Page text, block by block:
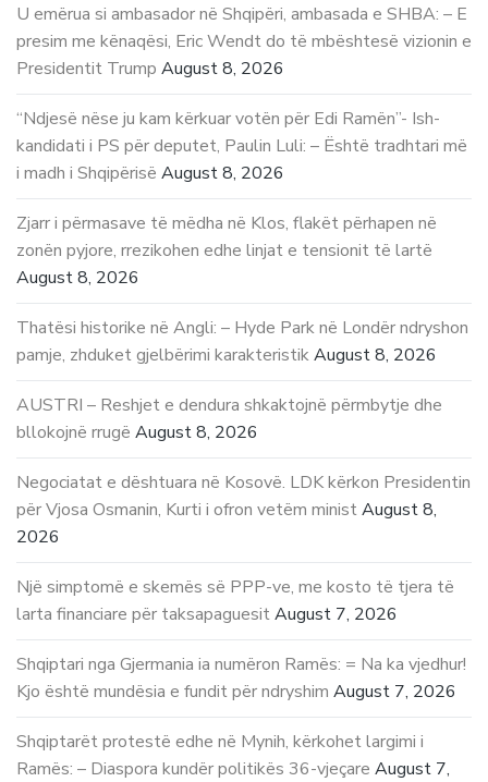
U emërua si ambasador në Shqipëri, ambasada e SHBA: – E
presim me kënaqësi, Eric Wendt do të mbështesë vizionin e
Presidentit Trump August 8, 2026
“Ndjesë nëse ju kam kërkuar votën për Edi Ramën”- Ish-
kandidati i PS për deputet, Paulin Luli: – Është tradhtari më
i madh i Shqipërisë August 8, 2026
Zjarr i përmasave të mëdha në Klos, flakët përhapen në
zonën pyjore, rrezikohen edhe linjat e tensionit të lartë
August 8, 2026
Thatësi historike në Angli: – Hyde Park në Londër ndryshon
pamje, zhduket gjelbërimi karakteristikAugust 8, 2026
AUSTRI – Reshjet e dendura shkaktojnë përmbytje dhe
bllokojnë rrugë August 8, 2026
Negociatat e dështuara në Kosovë. LDK kërkon Presidentin
për Vjosa Osmanin, Kurti i ofron vetëm ministAugust 8,
2026
Një simptomë e skemës së PPP-ve, me kosto të tjera të
larta financiare për taksapaguesitAugust 7, 2026
Shqiptari nga Gjermania ia numëron Ramës: = Na ka vjedhur!
Kjo është mundësia e fundit për ndryshim August 7, 2026
Shqiptarët protestë edhe në Mynih, kërkohet largimi i
Ramës: – Diaspora kundër politikës 36-vjeçare August 7,